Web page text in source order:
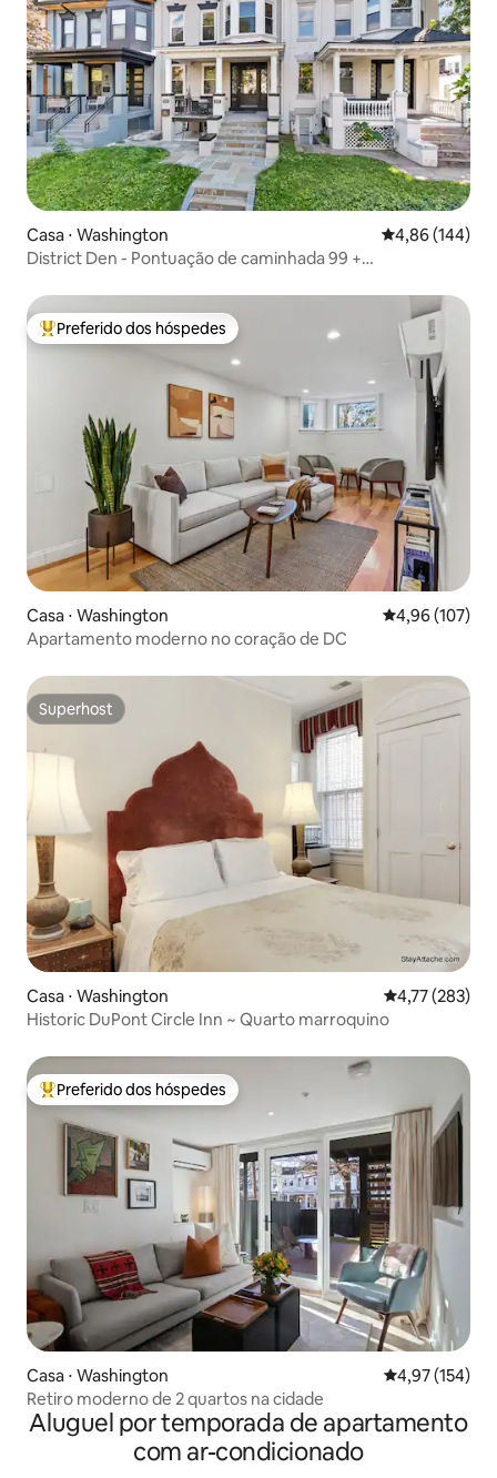
Casa ⋅ Washington 4,86 de uma
4,86 (144)
District Den - Pontuação de caminhada 99 +
Entre os melhores preferidos dos hóspedes
Preferido dos hóspedes
Casa ⋅ Washington 4,96 de uma
4,96 (107)
Apartamento moderno no coração de DC
Superhost
Superhost
Casa ⋅ Washington 4,77 de uma
4,77 (283)
Historic DuPont Circle Inn ~ Quarto marroquino
Entre os melhores preferidos dos hóspedes
Preferido dos hóspedes
Casa ⋅ Washington 4,97 de uma
4,97 (154)
Retiro moderno de 2 quartos na cidade
Aluguel por temporada de apartamento
com ar-condicionado